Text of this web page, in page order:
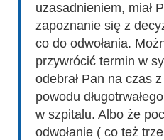
uzasadnieniem, miał
zapoznanie się z
co do odwołania.
przywrócić termin w
odebrał Pan na czas
powodu
w szpitalu. Albo że
odwołanie ( co też